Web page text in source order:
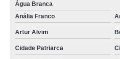
Água Branca
Anália Franco
Artur Alvim
Cidade Patriarca